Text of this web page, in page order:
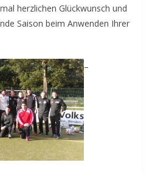
herzlichen Glückwunsch und
Saison beim Anwenden Ihrer
–